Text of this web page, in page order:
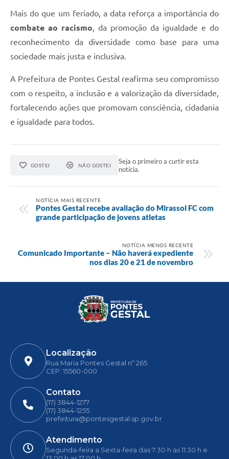
Mais do que um feriado, a data reforça a importância do
combate ao racismo, da promoção da igualdade e do
reconhecimento da diversidade como base para uma
sociedade mais justa e inclusiva.
A Prefeitura de Pontes Gestal reafirma seu compromisso
com o respeito, a inclusão e a valorização da diversidade,
fortalecendo ações que promovam consciência, cidadania
e igualdade para todos.
GOSTEI NÃO GOSTEI
Seja o primeiro a curtir esta
notícia.
NOTÍCIA MAIS RECENTE
Pontes Gestal recebe avaliação do Mirassol FC com
grande participação de jovens atletas
NOTÍCIA MENOS RECENTE
Comunicado Importante – Não haverá expediente
nos dias 20 e 21 de novembro
Localização
Rua Maria Pontes Gestal nº 265
CEP: 15560-000
Contato
(17) 3844-1277
(17) 3844-1255
prefeitura@pontesgestal.sp.gov.br
Atendimento
Segunda-feira a Sexta-feira das 7:30 h as 11:30 h e